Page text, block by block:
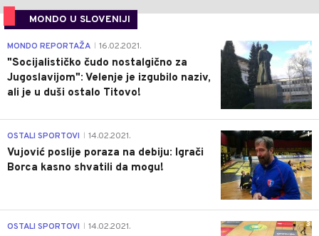
MONDO U SLOVENIJI
4
MONDO REPORTAŽA 16.02.2021.
"Socijalističko čudo nostalgično za
Jugoslavijom": Velenje je izgubilo naziv,
ali je u duši ostalo Titovo!
1
OSTALI SPORTOVI 14.02.2021.
Vujović poslije poraza na debiju: Igrači
Borca kasno shvatili da mogu!
3
OSTALI SPORTOVI 14.02.2021.